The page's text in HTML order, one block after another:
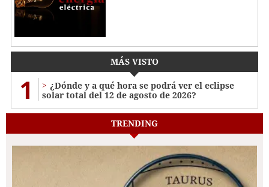
MÁS VISTO
1
¿Dónde y a qué hora se podrá ver el eclipse
solar total del 12 de agosto de 2026?
TRENDING